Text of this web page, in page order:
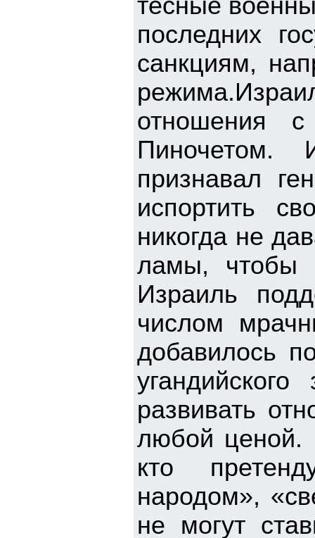
тесные
последних
санкциям,
отношения с
Пиночетом.
признавал
испортить
никогда не
ламы, чтобы
Израиль
числом
добавилось
развивать
любой
кто
народом»,
не могут